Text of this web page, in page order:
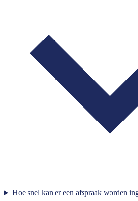
Hoe snel kan er een afspraak worden